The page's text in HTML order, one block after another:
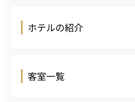
ホテルの紹介
客室一覧